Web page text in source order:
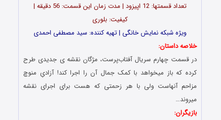
تعداد قسمت‎ها: 12 اپیزود | مدت زمان این قسمت: 56 دقیقه |
کیفیت: بلوری
ویژه شبکه نمایش خانگی | تهیه کننده: سید مصطفی احمدی
خلاصه داستان:
در قسمت چهارم سریال آفتاب‌پرست، مژگان نقشه ی جدیدی طرح
کرده که باز میخواهد با کمک جمال آن را اجرا کند! آزادیِ منوچ
مزاحم آنهاست ولی با هر زحمتی که هست برای اجرای نقشه
میروند…
بازیگران: